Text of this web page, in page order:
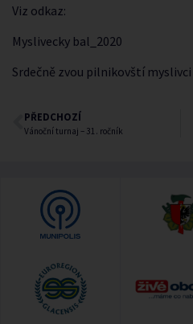
Viz odkaz:
Myslivecky bal_2020
Srdečně zvou pilnikovští myslivci
PŘEDCHOZÍ
Vánoční turnaj – 31. ročník